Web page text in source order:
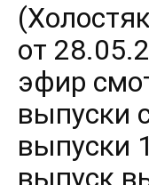
от
эфир
выпуски
выпуски
выпуск